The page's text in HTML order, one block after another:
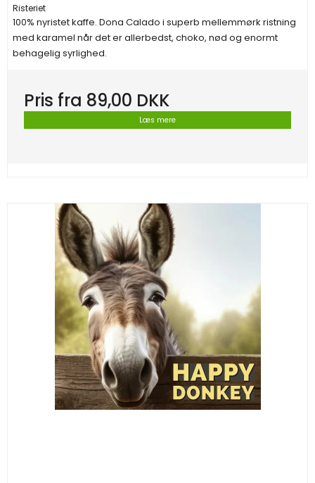
Risteriet
100% nyristet kaffe. Dona Calado i superb mellemmørk ristning
med karamel når det er allerbedst, choko, nød og enormt
behagelig syrlighed.
Pris fra 89,00 DKK
Læs mere